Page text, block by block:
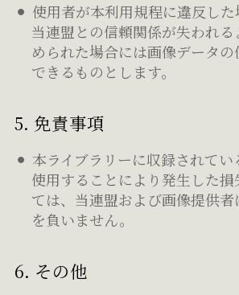
使用者が本利用規程に違反し
当連盟との信頼関係が失われ
められた場合には画像データ
できるものとします。
5. 免責事項
本ライブラリーに収録されてい
使用することにより発生した
ては、当連盟および画像提供
を負いません。
6. その他